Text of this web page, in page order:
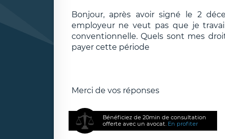
Bonjour, après avoir signé le 2
employeur ne veut pas que je
conventionnelle. Quels sont mes
payer cette période
Merci de vos réponses
Bénéficiez de 20min de consultation
offerte avec un avocat. En profiter